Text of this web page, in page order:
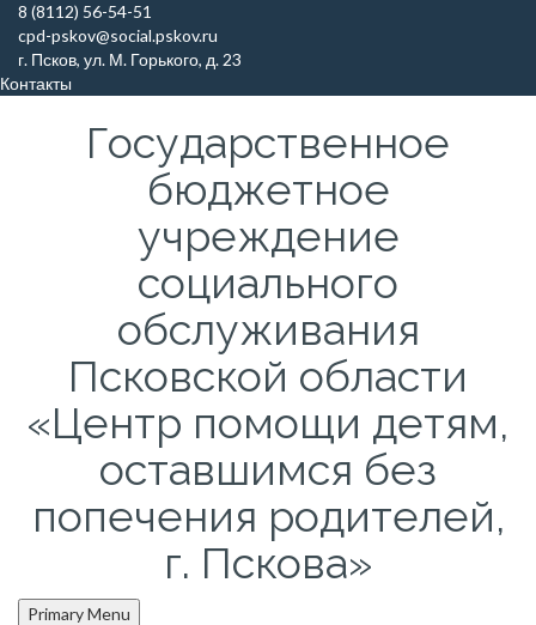
Skip
content
8 (8112) 56-54-51
cpd-pskov@social.pskov.ru
г. Псков, ул. М. Горького, д. 23
Контакты
Государственное
бюджетное
учреждение
социального
обслуживания
Псковской области
«Центр помощи детям,
оставшимся без
попечения родителей,
г. Пскова»
Primary Menu